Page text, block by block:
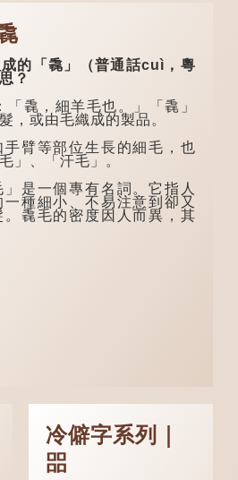
是「不見棺材不下
淚」或「不見親棺不
陵笑笑生所著的《金
瓶梅詞話》第九十八
回。原意是指人未親
眼見到親人棺木，便
不會真正感到悲傷；
後來引申為比喻人執
迷不悟，不到徹底失
敗，便不肯罷休。
許多人對這上半
「毳」（普通話cuì，粵
？
毳，細羊毛也。」「毳」
，或由毛織成的製品。
臂等部位生長的細毛，也
」、「汗毛」。
一個專有名詞。它指人
種細小、不易注意到卻又
毳毛的密度因人而異，其
冷僻字系列｜
㗊